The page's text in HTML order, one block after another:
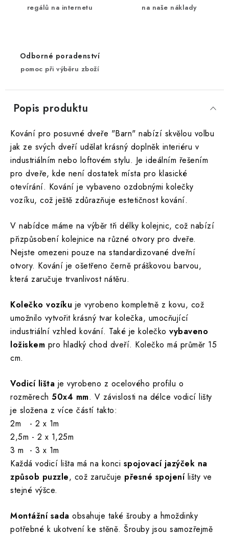
regálů na internetu na naše náklady
Odborné poradenství
pomoc při výběru zboží
Popis produktu
Kování pro posuvné dveře "Barn" nabízí skvělou volbu
jak ze svých dveří udělat krásný doplněk interiéru v
industriálním nebo loftovém stylu. Je ideálním řešením
pro dveře, kde není dostatek místa pro klasické
otevírání. Kování je vybaveno ozdobnými kolečky
vozíku, což ještě zdůrazňuje estetičnost kování.
V nabídce máme na výběr tři délky kolejnic, což nabízí
přizpůsobení kolejnice na různé otvory pro dveře.
Nejste omezeni pouze na standardizované dveřní
otvory. Kování je ošetřeno černě práškovou barvou,
která zaručuje trvanlivost nátěru.
Kolečko vozíku je vyrobeno kompletně z kovu, což
umožnilo vytvořit krásný tvar kolečka, umocňující
industriální vzhled kování. Také je kolečko vybaveno
ložiskem pro hladký chod dveří. Kolečko má průměr 15
cm.
Vodicí lišta je vyrobeno z ocelového profilu o
rozměrech 50x4 mm. V závislosti na délce vodicí lišty
je složena z více částí takto:
2m - 2 x 1m
2,5m - 2 x 1,25m
3 m - 3 x 1m
Každá vodicí lišta má na konci spojovací jazýček na
způsob puzzle, což zaručuje přesné spojenílišty ve
stejné výšce.
Montážní sada obsahuje také šrouby a hmoždinky
potřebné k ukotvení ke stěně. Šrouby jsou samozřejmě